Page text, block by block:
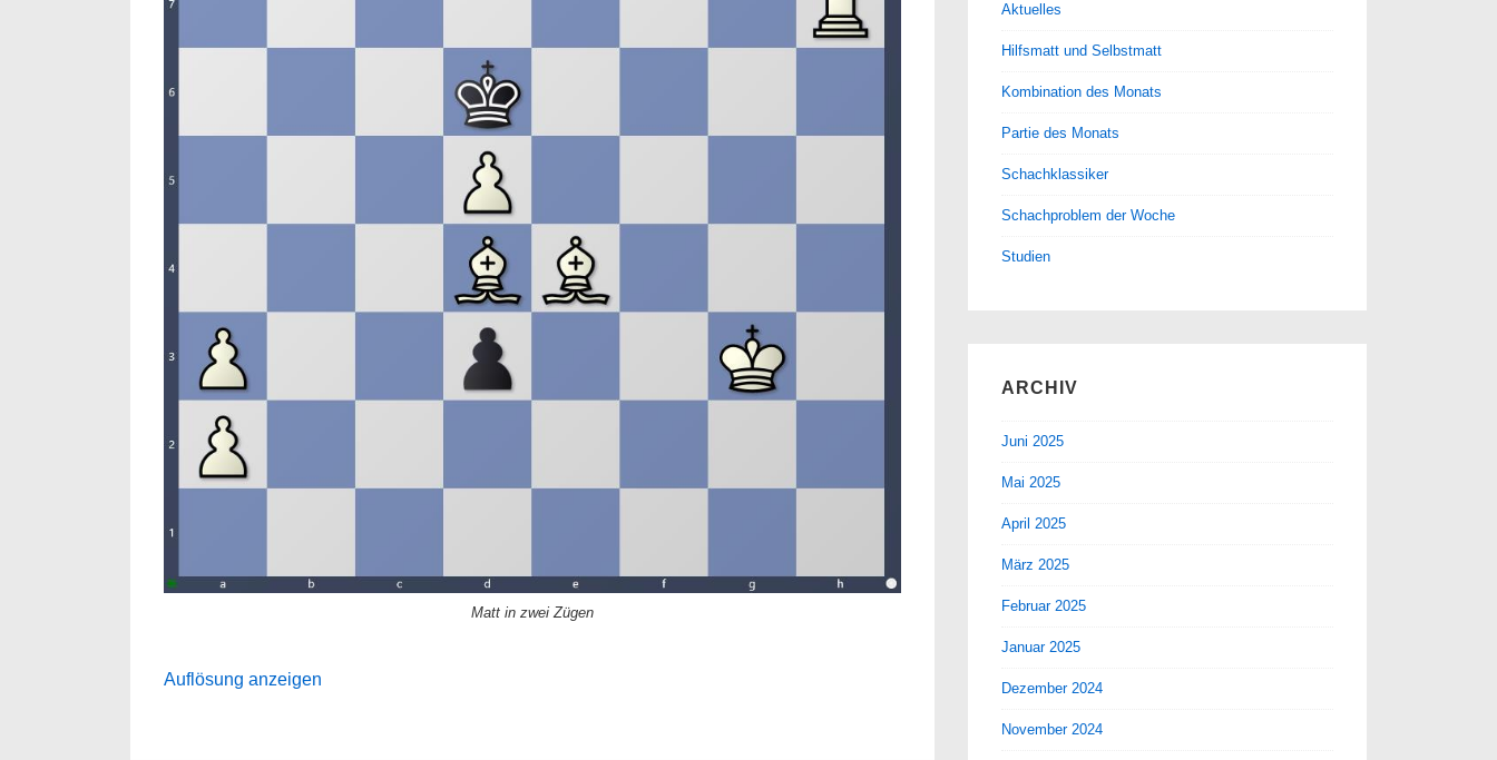
Matt in zwei Zügen
Auflösung anzeigen
Aktuelles
Hilfsmatt und Selbstmatt
Kombination des Monats
Partie des Monats
Schachklassiker
Schachproblem der Woche
Studien
ARCHIV
Juni 2025
Mai 2025
April 2025
März 2025
Februar 2025
Januar 2025
Dezember 2024
November 2024